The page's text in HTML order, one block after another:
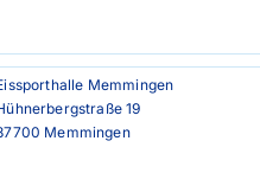
Memmingen
19
Memmingen